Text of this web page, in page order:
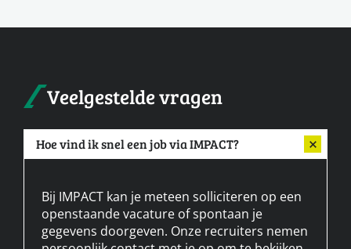
Veelgestelde vragen
Hoe vind ik snel een job via IMPACT?
Bij IMPACT kan je meteen solliciteren op een
openstaande vacature of spontaan je
gegevens doorgeven. Onze recruiters nemen